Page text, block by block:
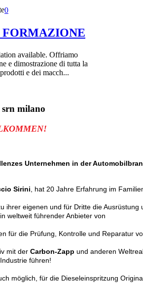
0
FORMAZIONE
available. Offriamo
e dimostrazione di tutta la
e dei macch...
srn milano
Unternehmen in der
Sirini , hat 20 Jahre Erfahrung im
ihrer eigenen und für Dritte die
weltweit führender Anbieter von
für die Prüfung, Kontrolle und Reparatur
mit der Carbon-Zapp und anderen
führen!
möglich, für die Dieseleinspritzung